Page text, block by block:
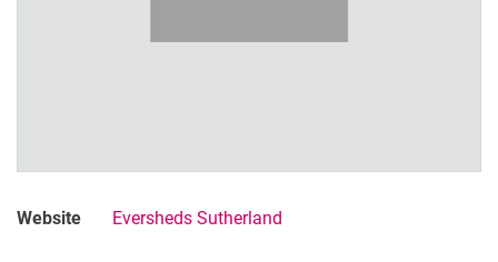
Dr. Florian Emanuel, LL.M., LL.M.
Website Eversheds Sutherland